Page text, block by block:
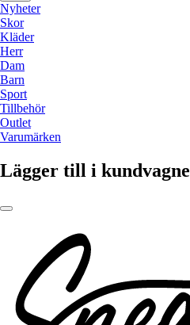
Nyheter
Skor
Kläder
Herr
Dam
Barn
Sport
Tillbehör
Outlet
Varumärken
Lägger till i